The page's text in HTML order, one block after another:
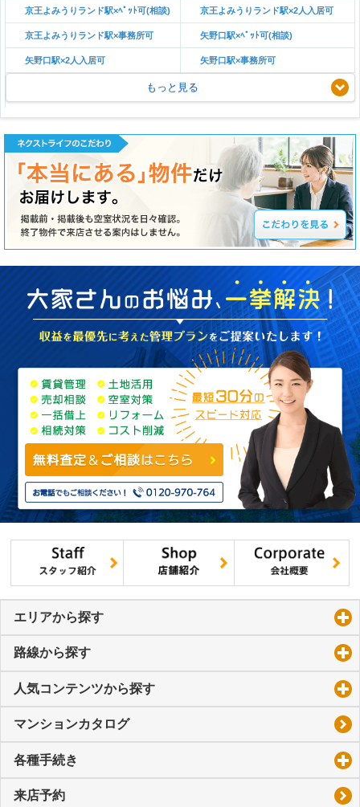
京王よみうりランド駅×ﾍﾟｯﾄ可(相談) 京王よみうりランド駅×2人入居可
京王よみうりランド駅×事務所可 矢野口駅×ﾍﾟｯﾄ可(相談)
矢野口駅×2人入居可 矢野口駅×事務所可
もっと見る
エリアから探す
路線から探す
人気コンテンツから探す
マンションカタログ
各種手続き
来店予約